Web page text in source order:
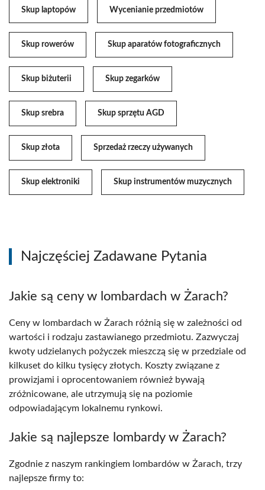
Skup laptopów Wycenianie przedmiotów
Skup rowerów Skup aparatów fotograficznych
Skup biżuterii Skup zegarków
Skup srebra Skup sprzętu AGD
Skup złota Sprzedaż rzeczy używanych
Skup elektroniki Skup instrumentów muzycznych
Najczęściej Zadawane Pytania
Jakie są ceny w lombardach w Żarach?
Ceny w lombardach w Żarach różnią się w zależności od
wartości i rodzaju zastawianego przedmiotu. Zazwyczaj
kwoty udzielanych pożyczek mieszczą się w przedziale od
kilkuset do kilku tysięcy złotych. Koszty związane z
prowizjami i oprocentowaniem również bywają
zróżnicowane, ale utrzymują się na poziomie
odpowiadającym lokalnemu rynkowi.
Jakie są najlepsze lombardy w Żarach?
Zgodnie z naszym rankingiem lombardów w Żarach, trzy
najlepsze firmy to: